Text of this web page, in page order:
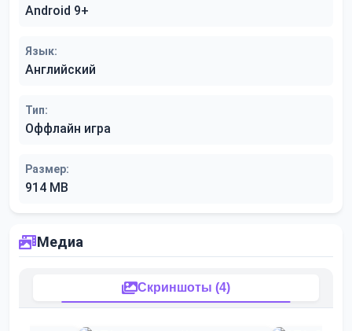
Android 9+
Язык:
Английский
Тип:
Оффлайн игра
Размер:
914 MB
Медиа
Скриншоты (4)